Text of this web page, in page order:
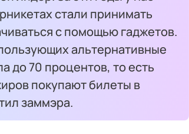
стали принимать
с помощью гаджетов.
альтернативные
до 70 процентов, то есть
покупают билеты в
заммэра.